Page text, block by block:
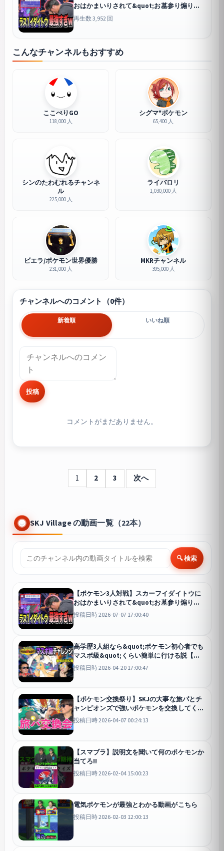
おはかまいりされて&quot;お墓参り煽り
&quot;されるのクソワロタwww
再生数 3,952 回
こんなチャンネルもおすすめ
ここぺりGO
118,000 人
シグマ*ポケモン
65,400 人
シンのたわむれるチャンネ
ル
225,000 人
ライバロリ
1,030,000 人
ビエラ/ポケモン世界優勝
231,000 人
MKRチャンネル
395,000 人
チャンネルへのコメント（0件）
新着順 いいね順
投稿
コメントがまだありません。
1 2 3 次へ
SKJ Village の動画一覧（22本）
🔍 検索
【ポケモン3人対戦】スカーフイダイトウに
おはかまいりされて&quot;お墓参り煽り
&quot;されるのクソワロタwww
投稿日時 2026-07-07 17:00:40
高学歴3人組なら&quot;ポケモン初心者でも
マスボ級&quot;くらい簡単に行ける説【ポ
ケモンチャンピオンズ】
投稿日時 2026-04-20 17:00:47
【ポケモン交換祭り】SKJの大事な旅パとチ
ャンピオンズで強いポケモンを交換してく
れ！！！
投稿日時 2026-04-07 00:24:13
【スマブラ】説明文を聞いて何のポケモンか
当てろ!!
投稿日時 2026-02-04 15:00:23
電気ポケモンが最強とわかる動画がこちら
投稿日時 2026-02-03 12:00:13